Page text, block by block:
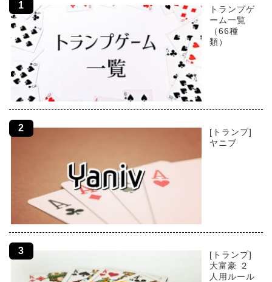
トランプゲ
ーム一覧
（66種
類）
[トランプ]
ヤニブ
[トランプ]
大富豪 ２
人用ルール